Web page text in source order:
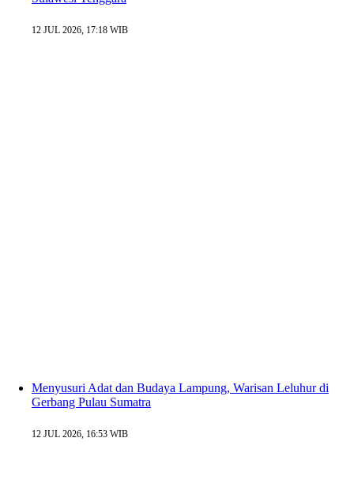
12 JUL 2026, 17:18 WIB
Menyusuri Adat dan Budaya Lampung, Warisan Leluhur di
Gerbang Pulau Sumatra
12 JUL 2026, 16:53 WIB